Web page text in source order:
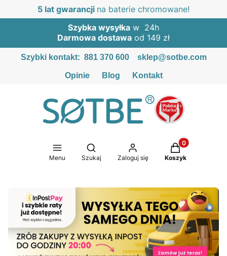
5 lat gwarancji na baterie chromowane!
Szybka wysyłka w 24h
Darmowa dostawa od 149 zł
Szybki kontakt: 881 370 600 sklep@sotbe.com
Opinie Blog Kontakt
Menu
Otwórz wyszukiwarkę
Szukaj Zaloguj się
Produkty w
Koszyk